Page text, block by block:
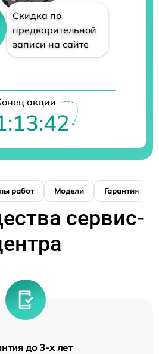
Скидка по
предварительной
записи на сайте
акции
работ Модели Гарантия
сервис-
до 3-х лет